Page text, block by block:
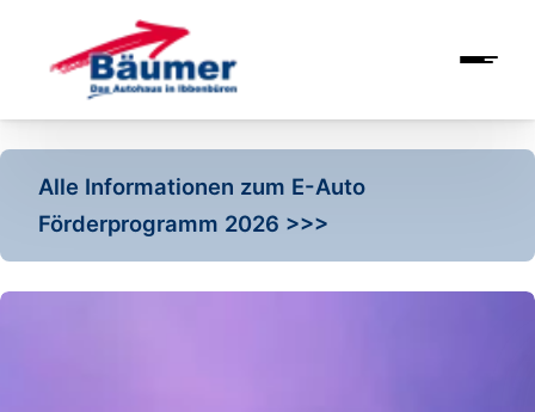
Alle Informationen zum E-Auto
Förderprogramm 2026 >>>